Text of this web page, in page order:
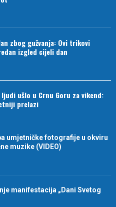
zbog gužvanja: Ovi trikovi
izgled cijeli dan
ušlo u Crnu Goru za vikend:
prelazi
umjetničke fotografije u okviru
muzike (VIDEO)
manifestacija „Dani Svetog